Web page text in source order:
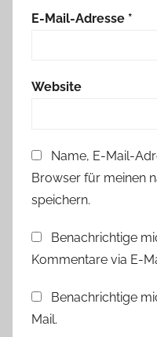
E-Mail-Adresse *
Website
Name, E-Mail-
Browser für meinen
speichern.
Benachrichtige
Kommentare via E-
Benachrichtige
Mail.